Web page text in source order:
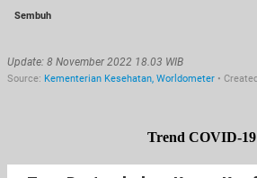
Trend COVID-19